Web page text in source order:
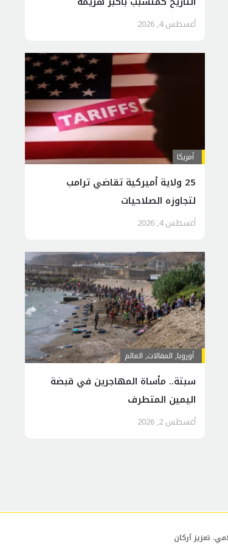
استراتيجية لأمريكا
أغسطس 4, 2026
أمريكا
25 ولاية أميركية تقاضي ترامب
لتجاوزه الصلاحيات
أغسطس 4, 2026
أوروبا, المقالات, العالم
سبتة.. مأساة المهاجرين في قبضة
اليمين المتطرف
أغسطس 2, 2026
تعزيز أركان